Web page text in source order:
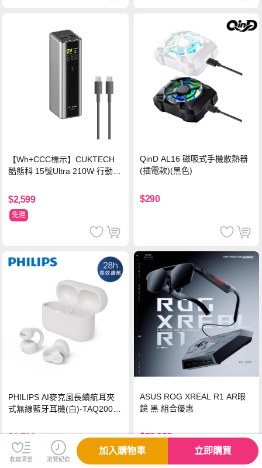
【Wh+CCC標示】CUKTECH
酷態科 15號Ultra 210W 行動電
$2,599
免運
QinD AL16 磁吸式手機散熱器
(插電款)(黑色)
$290
PHILIPS AI麥克風長續航耳夾
式無線藍牙耳機(白)-TAQ2000
$1,780
免運
ASUS ROG XREAL R1 AR眼
鏡 黑 組合優惠
$58,998
贈
收藏清單 瀏覽紀錄
加入購物車 立即購買